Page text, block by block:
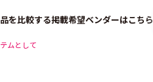
を比較する掲載希望ベンダーはこちら
ムとして